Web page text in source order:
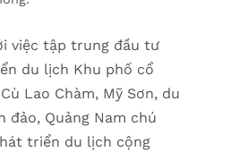
việc tập trung đầu tư
du lịch Khu phố cổ
Lao Chàm, Mỹ Sơn, du
đảo, Quảng Nam chú
triển du lịch cộng